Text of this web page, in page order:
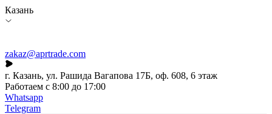
Казань
zakaz@aprtrade.com
г. Казань, ул. Рашида Вагапова 17Б, оф. 608, 6 этаж
Работаем с 8:00 до 17:00
Whatsapp
Telegram